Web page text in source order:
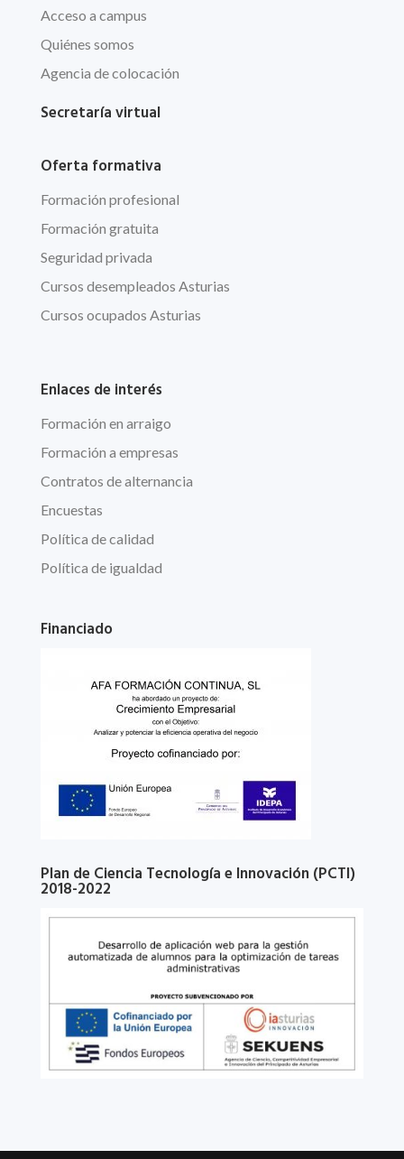
Acceso a campus
Quiénes somos
Agencia de colocación
Secretaría virtual
Oferta formativa
Formación profesional
Formación gratuita
Seguridad privada
Cursos desempleados Asturias
Cursos ocupados Asturias
Enlaces de interés
Formación en arraigo
Formación a empresas
Contratos de alternancia
Encuestas
Política de calidad
Política de igualdad
Financiado
Plan de Ciencia Tecnología e Innovación (PCTI)
2018-2022